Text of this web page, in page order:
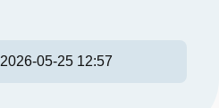
2026-05-25 12:57